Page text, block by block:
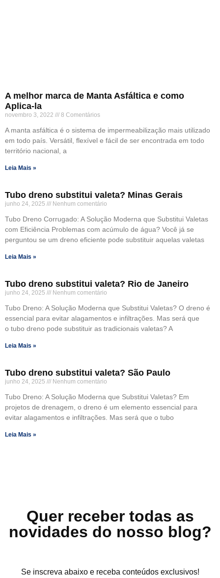
A melhor marca de Manta Asfáltica e como
Aplica-la
novembro 3, 2022 8 Comentários
A manta asfáltica é o sistema de impermeabilização mais utilizado
em todo país. Versátil, flexível e fácil de ser encontrada em todo
território nacional, a
Leia Mais »
Tubo dreno substitui valeta? Minas Gerais
junho 24, 2025 Nenhum comentário
Tubo Dreno Corrugado: A Solução Moderna que Substitui Valetas
com Eficiência Problemas com acúmulo de água? Você já se
perguntou se um dreno eficiente pode substituir aquelas valetas
Leia Mais »
Tubo dreno substitui valeta? Rio de Janeiro
junho 24, 2025 Nenhum comentário
Tubo Dreno: A Solução Moderna que Substitui Valetas? O dreno é
essencial para evitar alagamentos e infiltrações. Mas será que
o tubo dreno pode substituir as tradicionais valetas? A
Leia Mais »
Tubo dreno substitui valeta? São Paulo
junho 24, 2025 Nenhum comentário
Tubo Dreno: A Solução Moderna que Substitui Valetas? Em
projetos de drenagem, o dreno é um elemento essencial para
evitar alagamentos e infiltrações. Mas será que o tubo
Leia Mais »
Quer receber todas as
novidades do nosso blog?
Se inscreva abaixo e receba conteúdos exclusivos!